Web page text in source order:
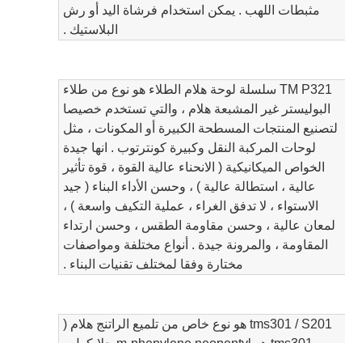
مثبطات اللهب . يمكن استخدام فرشاة اليد أو رش
البلاستيك .
TM P321 سلسلة لوحة هلام الطلاء هو نوع من طلاء
البوليستر غير المشبعة هلام ، والتي تستخدم خصيصا
لتصنيع المنتجات المسطحة الكبيرة أو المكونات ، مثل
لوحات المركبة النقل وكبيرة كونترتوب . انها جيدة
الخواص الميكانيكية ( الانحناء عالية القوة ، قوة تأثير
عالية ، استطالة عالية ) ، وحسن الأداء البناء ( جيد
الاستواء ، لا تدفق الغراء ، عملية التكيف واسعة ) ،
لمعان عالية ، وحسن مقاومة الطقس ، وحسن ارتداء
المقاومة ، والمرونة جيدة . أنواع مختلفة ومواصفات
مختارة وفقا لمختلف تقنيات البناء .
tms301 / S201 هو نوع خاص من تلميع الراتنج هلام (